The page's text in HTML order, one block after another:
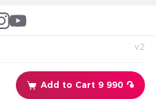
Add to Cart 9 990 ֏
v2